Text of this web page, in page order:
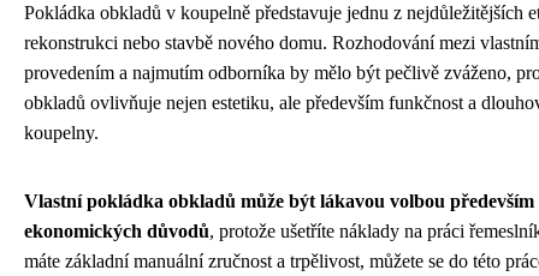
Pokládka obkladů v koupelně představuje jednu z nejdůležitějších
rekonstrukci nebo stavbě nového domu. Rozhodování mezi
provedením a najmutím odborníka by mělo být pečlivě zváženo,
obkladů ovlivňuje nejen estetiku, ale především funkčnost a
koupelny.
Vlastní pokládka obkladů může být lákavou volbou především
ekonomických důvodů, protože ušetříte náklady na práci
máte základní manuální zručnost a trpělivost, můžete se do této